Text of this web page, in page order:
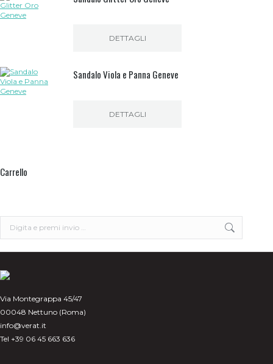
nella
DETTAGLI
Sandalo Viola e Panna Geneve
DETTAGLI
Carrello
Via Montegrappa 45/47
00048 Nettuno (Roma)
info@verat.it
Tel +39 06 45 663 636